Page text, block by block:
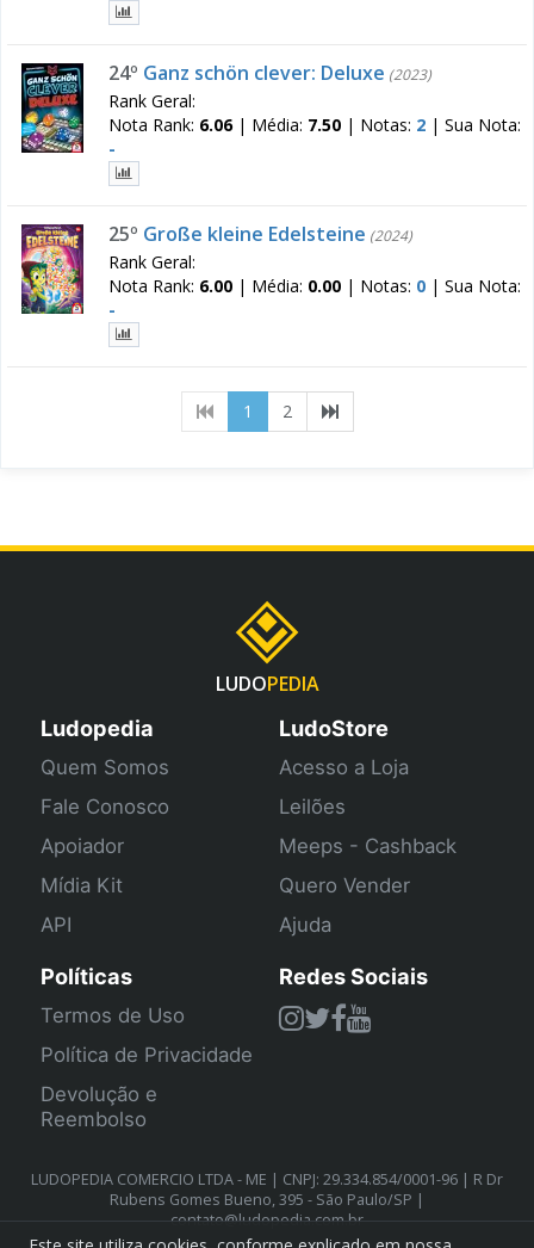
24º Ganz schön clever: Deluxe (2023)
Rank Geral:
Nota Rank: 6.06| Média: 7.50 | Notas: 2 | Sua Nota:
-
25º Große kleine Edelsteine (2024)
Rank Geral:
Nota Rank: 6.00 | Média: 0.00 | Notas: 0 | Sua Nota:
-
1 (current)
2
LUDOPEDIA
Ludopedia
Quem Somos
Fale Conosco
Apoiador
Mídia Kit
API
LudoStore
Acesso a Loja
Leilões
Meeps - Cashback
Quero Vender
Ajuda
Políticas
Termos de Uso
Política de Privacidade
Devolução e
Reembolso
Redes Sociais
LUDOPEDIA COMERCIO LTDA - ME | CNPJ: 29.334.854/0001-96 | R Dr
Rubens Gomes Bueno, 395 - São Paulo/SP |
contato@ludopedia.com.br